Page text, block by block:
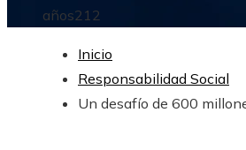
años212
Inicio
Responsabilidad Social
Un desafío de 600